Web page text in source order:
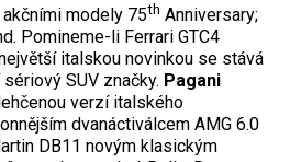
modely 75th Anniversary;
Pomineme-li Ferrari GTC4
italskou novinkou se stává
SUV značky. Pagani
verzí italského
dvanáctiválcem AMG 6.0
DB11 novým klasickým